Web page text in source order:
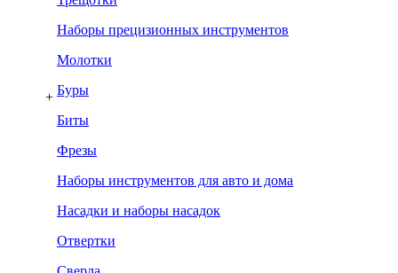
+
Наборы прецизионных инструментов
Молотки
Буры
Биты
Фрезы
Наборы инструментов для авто и дома
Насадки и наборы насадок
Отвертки